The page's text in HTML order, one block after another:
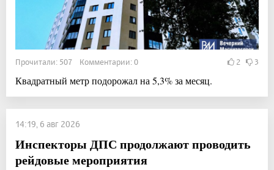
Прочитали: 507 Комментарии: 0 2 3
Квадратный метр подорожал на 5,3% за месяц.
14:19, 6 авг 2026
Инспекторы ДПС продолжают проводить
рейдовые мероприятия